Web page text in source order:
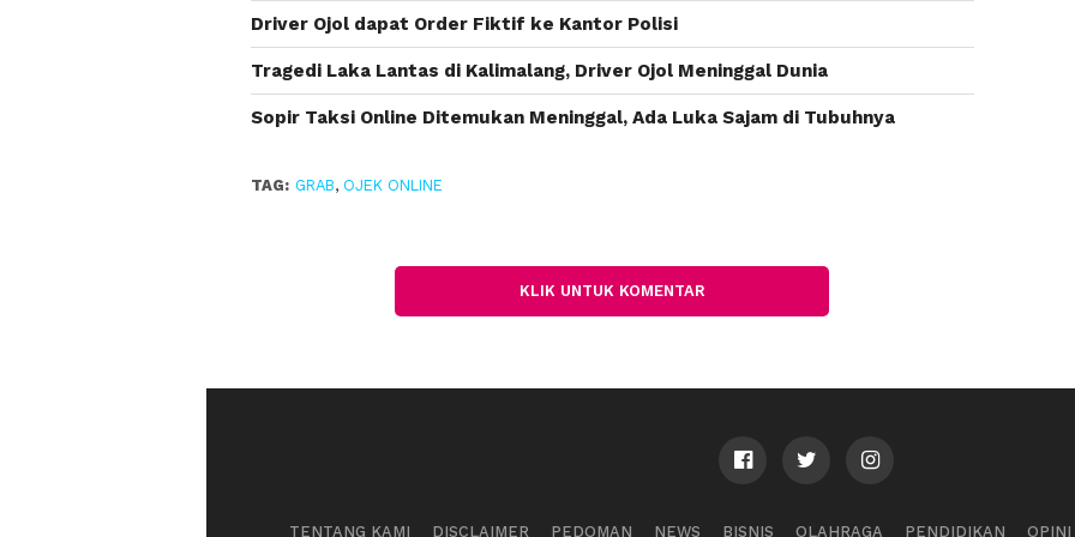
Driver Ojol dapat Order Fiktif ke Kantor Polisi
Tragedi Laka Lantas di Kalimalang, Driver Ojol Meninggal Dunia
Sopir Taksi Online Ditemukan Meninggal, Ada Luka Sajam di Tubuhnya
TAG: GRAB, OJEK ONLINE
KLIK UNTUK KOMENTAR
TENTANG KAMI DISCLAIMER PEDOMAN NEWS BISNIS OLAHRAGA PENDIDIKAN OPINI